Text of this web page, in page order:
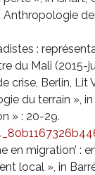
:
du Mali (2015-
crise, Berlin, Lit
du terrain »,
» : 20-29.
en migration’
local », in